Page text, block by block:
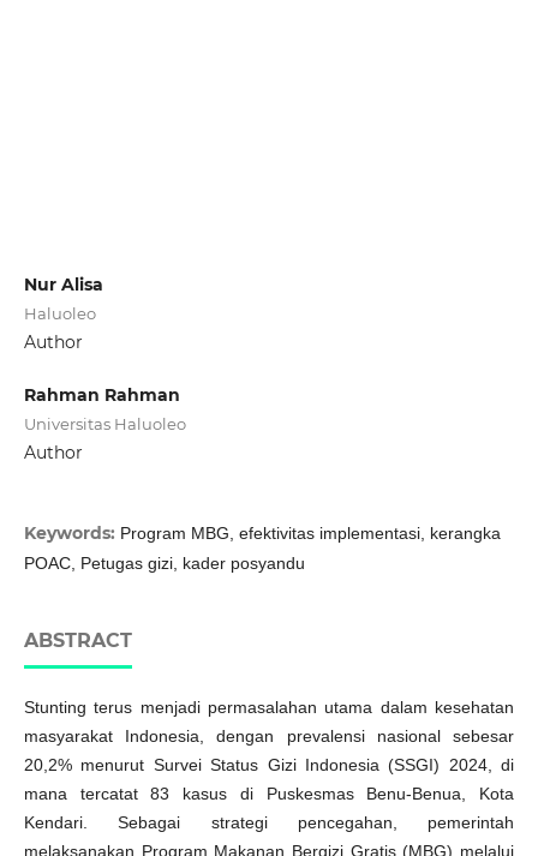
Nur Alisa
Haluoleo
Author
Rahman Rahman
Universitas Haluoleo
Author
Keywords: Program MBG, efektivitas implementasi, kerangka
POAC, Petugas gizi, kader posyandu
ABSTRACT
Stunting terus menjadi permasalahan utama dalam kesehatan
masyarakat Indonesia, dengan prevalensi nasional sebesar
20,2% menurut Survei Status Gizi Indonesia (SSGI) 2024, di
mana tercatat 83 kasus di Puskesmas Benu-Benua, Kota
Kendari. Sebagai strategi pencegahan, pemerintah
melaksanakan Program Makanan Bergizi Gratis (MBG) melalui